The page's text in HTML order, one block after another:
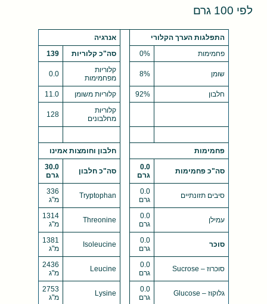
לפי 100 גרם
התפלגות הערך הקלורי
אנרגיה
פחמימות
0% סה"כ קלוריות 139
שומן 8%
קלוריות
מפחמימות
0.0
חלבון 92% קלוריות משומן
11.0
קלוריות
מחלבונים
128
פחמימות חלבון וחומצות אמינו
סה"כ פחמימות
0.0
גרם
סה"כ חלבון
30.0
גרם
סיבים תזונתיים
0.0
גרם
Tryptophan
336
מ"ג
עמילן
0.0
גרם
Threonine
1314
מ"ג
סוכר
0.0
גרם
Isoleucine
1381
מ"ג
סוכרוז – Sucrose
0.0
גרם
Leucine
2436
מ"ג
גלוקוז – Glucose
0.0
גרם
Lysine
2753
מ"ג